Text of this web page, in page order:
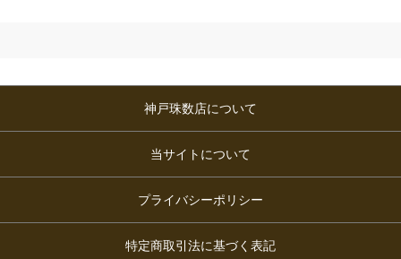
神戸珠数店について
当サイトについて
プライバシーポリシー
特定商取引法に基づく表記